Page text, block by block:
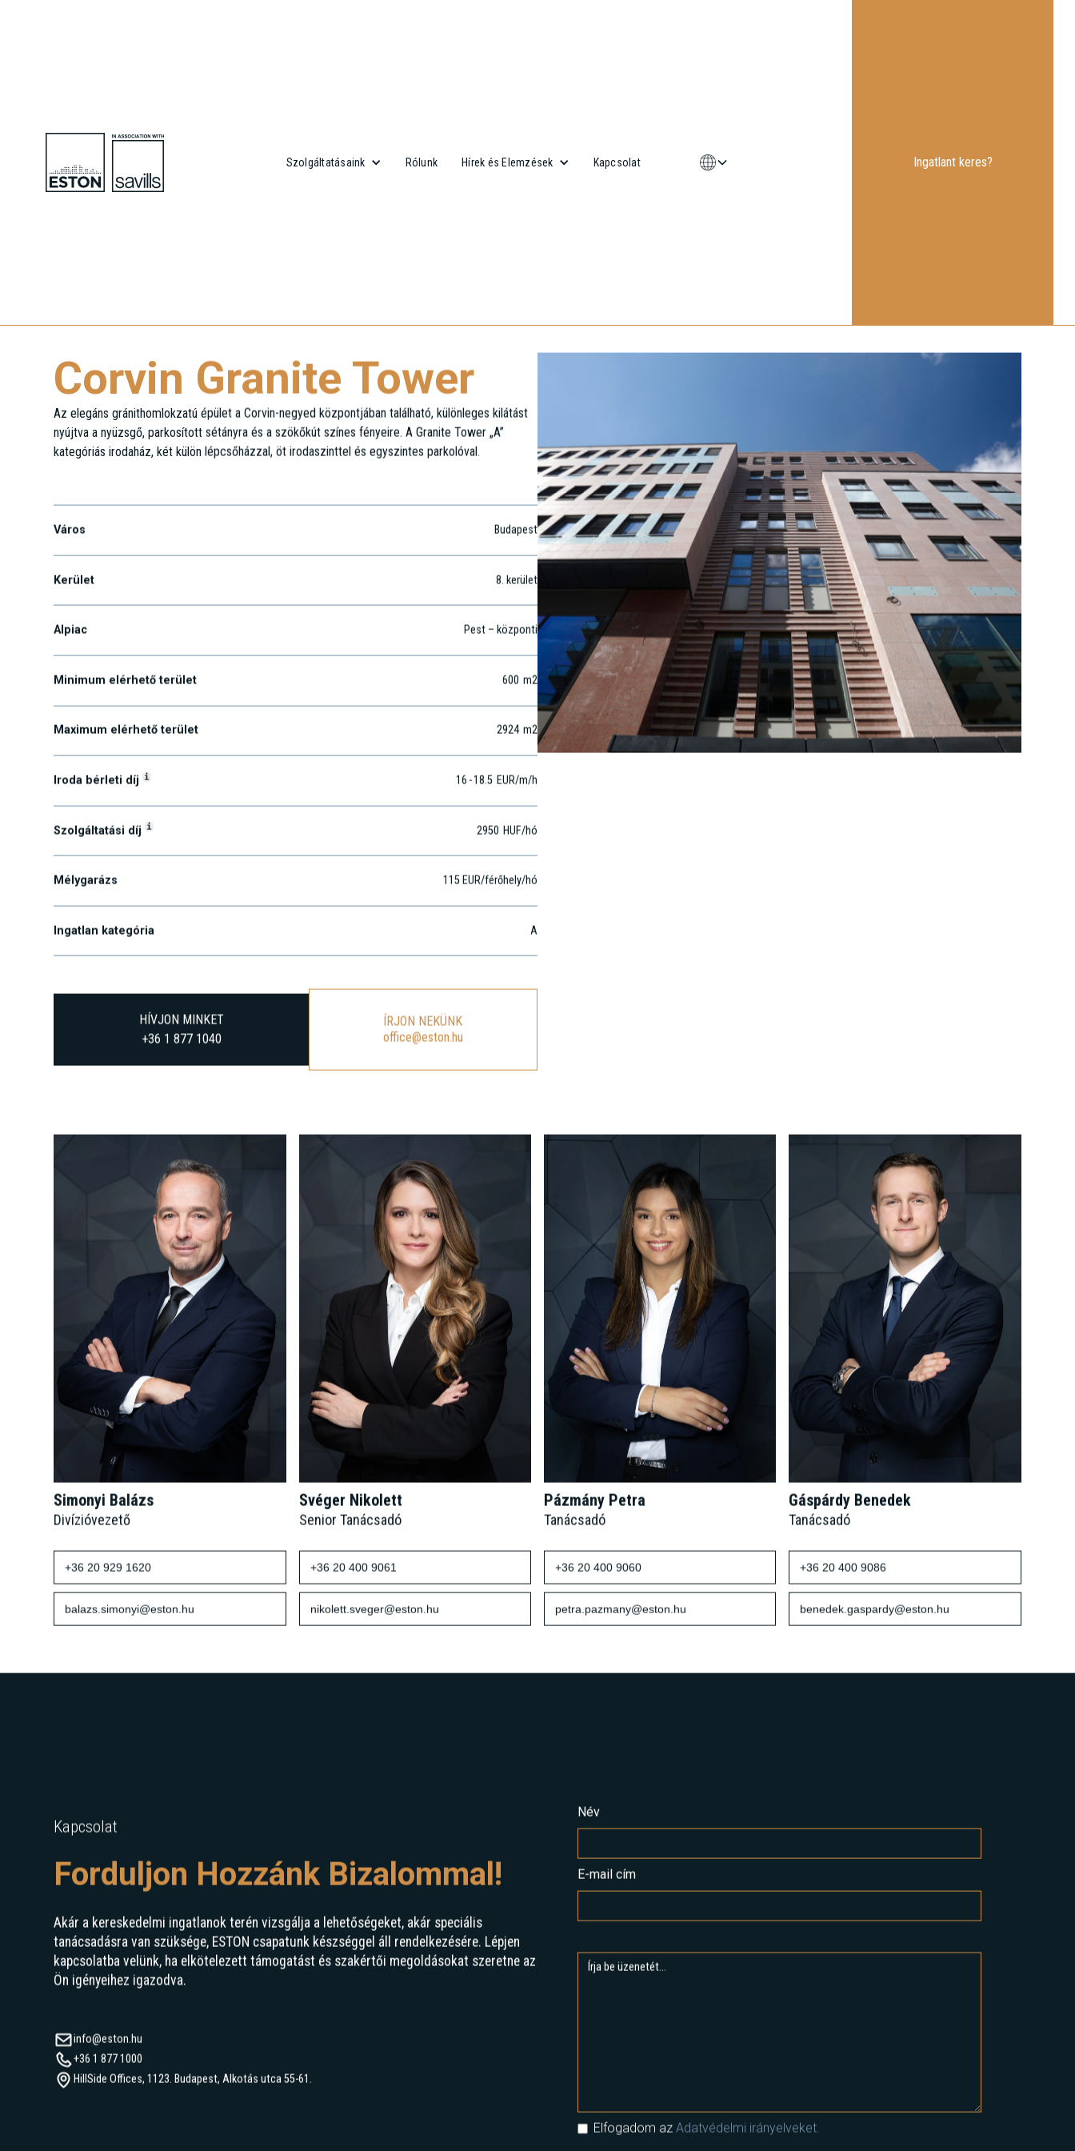
Szolgáltatásaink Rólunk Hírek és Elemzések Kapcsolat Ingatlant keres?
Corvin Granite Tower
Az elegáns gránithomlokzatú épület a Corvin-negyed központjában található, különleges kilátást
nyújtva a nyüzsgő, parkosított sétányra és a szökőkút színes fényeire. A Granite Tower „A”
Futó utca 35-37.
Város Budapest
Kerület 8. kerület
Alpiac Pest – központi
Minimum elérhető terület 600 m2
Maximum elérhető terület 2924 m2
Iroda bérleti díji 16-18.5 EUR/m/h
Szolgáltatási díji 2950 HUF/hó
Mélygarázs 115 EUR/férőhely/hó
Ingatlan kategória A
HÍVJON MINKET
+36 1 877 1040
ÍRJON NEKÜNK
Simonyi Balázs
Divízióvezető
+36 20 929 1620
Svéger Nikolett
Senior Tanácsadó
+36 20 400 9061
Pázmány Petra
Tanácsadó
+36 20 400 9060
Gáspárdy Benedek
Tanácsadó
+36 20 400 9086
Forduljon Hozzánk Bizalommal!
Akár a kereskedelmi ingatlanok terén vizsgálja a lehetőségeket, akár speciális
tanácsadásra van szüksége, ESTON csapatunk készséggel áll rendelkezésére. Lépjen
kapcsolatba velünk, ha elkötelezett támogatást és szakértői megoldásokat szeretne az
info@eston.hu
+36 1 877 1000